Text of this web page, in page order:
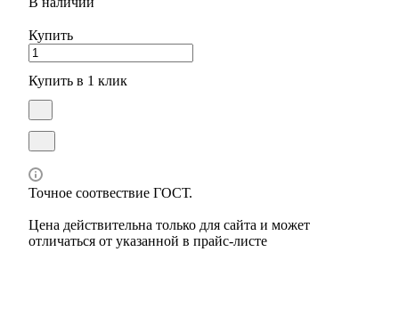
Купить
Купить в 1 клик
Точное соотвествие ГОСТ.
Цена действительна только для сайта и может
отличаться от указанной в прайс-листе